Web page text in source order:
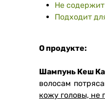
Не
Подходит
О продукте:
Шампунь Кеш
волосам
кожу головы, не